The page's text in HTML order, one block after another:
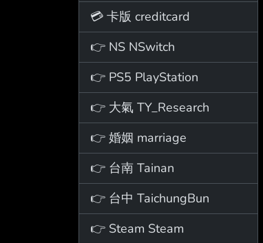
💳 卡版 creditcard
👉 NS NSwitch
👉 PS5 PlayStation
👉 大氣 TY_Research
👉 婚姻 marriage
👉 台南 Tainan
👉 台中 TaichungBun
👉 Steam Steam